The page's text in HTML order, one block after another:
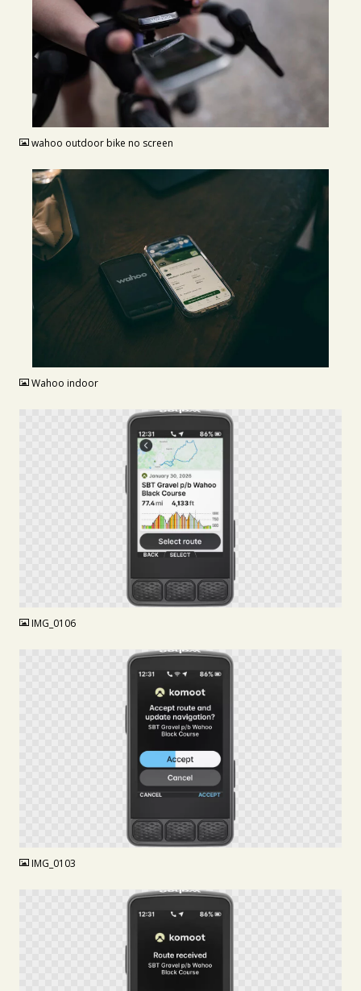
JPG
wahoo outdoor bike no screen
Wahoo indoor
IMG_0106
IMG_0103